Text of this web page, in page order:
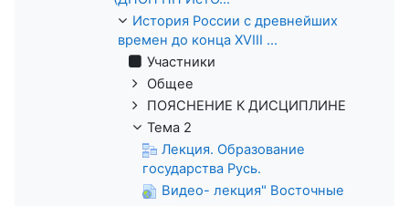
История России с древнейших
времен до конца XVIII ...
Участники
Общее
ПОЯСНЕНИЕ К ДИСЦИПЛИНЕ
Тема 2
Лекция. Образование
государства Русь.
Видео- лекция" Восточные